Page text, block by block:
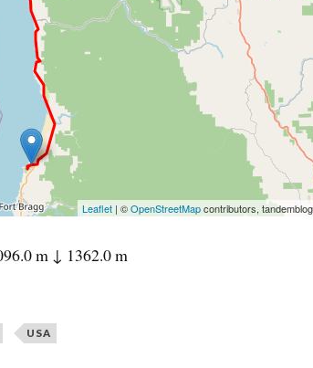
Leaflet | ©OpenStreetMapcontributors,
m ↓ 1362.0 m
USA